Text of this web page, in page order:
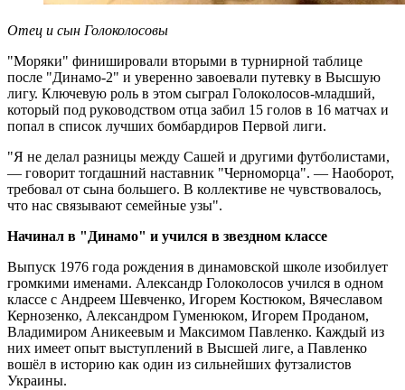
Отец и сын Голоколосовы
"Моряки" финишировали вторыми в турнирной таблице
после "Динамо-2" и уверенно завоевали путевку в Высшую
лигу. Ключевую роль в этом сыграл Голоколосов-младший,
который под руководством отца забил 15 голов в 16 матчах и
попал в список лучших бомбардиров Первой лиги.
"Я не делал разницы между Сашей и другими футболистами,
— говорит тогдашний наставник "Черноморца". — Наоборот,
требовал от сына большего. В коллективе не чувствовалось,
что нас связывают семейные узы".
Начинал в "Динамо" и учился в звездном классе
Выпуск 1976 года рождения в динамовской школе изобилует
громкими именами. Александр Голоколосов учился в одном
классе с Андреем Шевченко, Игорем Костюком, Вячеславом
Кернозенко, Александром Гуменюком, Игорем Проданом,
Владимиром Аникеевым и Максимом Павленко. Каждый из
них имеет опыт выступлений в Высшей лиге, а Павленко
вошёл в историю как один из сильнейших футзалистов
Украины.